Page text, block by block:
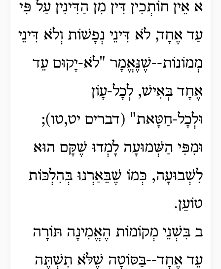
א אֵין חוֹתְכִין דִּין מִן הַדִּינִין עַל פִּי
עַד אֶחָד, לֹא דִּינֵי נְפָשׁוֹת וְלֹא דִּינֵי
מְמוֹנוֹת--שֶׁנֶּאֱמָר "לֹא-יָקוּם עֵד
אֶחָד בְּאִישׁ, לְכָל-עָו‍ֹן
וּלְכָל-חַטָּאת" (דברים יט,טו);
וּמִפִּי הַשְּׁמוּעָה לָמְדוּ שֶׁקָּם הוּא
לִשְׁבוּעָה, כְּמוֹ שֶׁבֵּאַרְנוּ בְּהִלְכּוֹת
טוֹעֵן.
ב בִּשְׁנֵי מְקוֹמוֹת הֶאֱמִינָה תּוֹרָה
עֵד אֶחָד--בַּסּוֹטָה שֶׁלֹּא תִשְׁתֶּה